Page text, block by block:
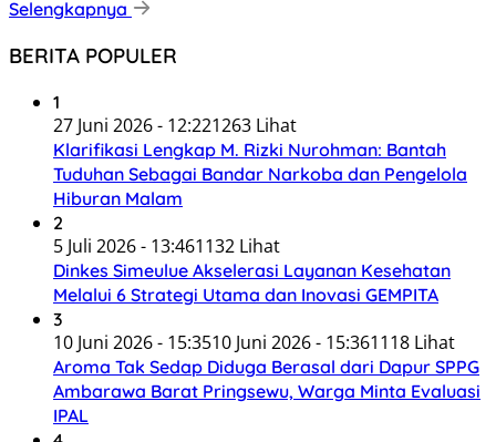
Selengkapnya
BERITA POPULER
1
27 Juni 2026 - 12:221263 Lihat
Klarifikasi Lengkap M. Rizki Nurohman: Bantah
Tuduhan Sebagai Bandar Narkoba dan Pengelola
Hiburan Malam
2
5 Juli 2026 - 13:461132 Lihat
Dinkes Simeulue Akselerasi Layanan Kesehatan
Melalui 6 Strategi Utama dan Inovasi GEMPITA
3
10 Juni 2026 - 15:3510 Juni 2026 - 15:361118 Lihat
Aroma Tak Sedap Diduga Berasal dari Dapur SPPG
Ambarawa Barat Pringsewu, Warga Minta Evaluasi
IPAL